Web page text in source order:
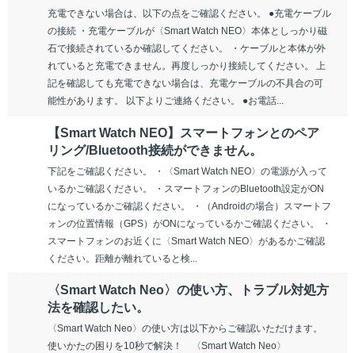
充電できない場合は、以下の点をご確認ください。 ●充電ケーブル
の接続 ・充電ケーブルが〈Smart Watch NEO〉本体としっかり磁
石で接続されているか確認してください。 ・ケーブルと本体が外
れていると充電できません。再度しっかり接続してください。 上
記を確認しても充電できない場合は、充電ケーブルの不具合の可
能性があります。 以下よりご連絡ください。 ●お電話...
【Smart Watch NEO】スマートフォンとのペア
リング/Bluetooth接続ができません。
下記をご確認ください。 ・〈Smart Watch NEO〉の電源が入って
いるかご確認ください。 ・スマートフォンのBluetooth設定がON
になっているかご確認ください。 ・（Androidの場合）スマートフ
ォンの位置情報（GPS）がONになっているかご確認ください。 ・
スマートフォンのお近くに〈Smart Watch NEO〉があるかご確認
ください。距離が離れていると検...
〈Smart Watch Neo〉の使い方、トラブル対処方
法を確認したい。
〈Smart Watch Neo〉の使い方は以下からご確認いただけます。
使いかたの困りを10秒で解決！ 〈Smart Watch Neo〉